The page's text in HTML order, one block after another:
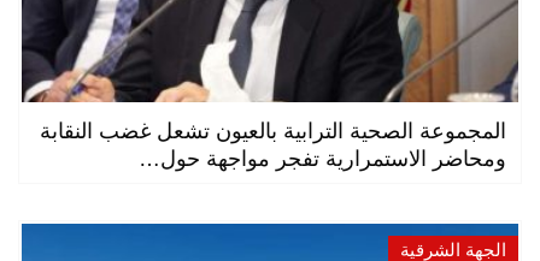
المجموعة الصحية الترابية بالعيون تشعل غضب النقابة
ومحاضر الاستمرارية تفجر مواجهة حول…
الجهة الشرقية